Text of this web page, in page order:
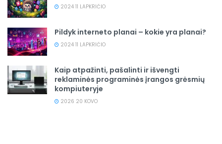
2024 11 LAPKRIČIO
Pildyk interneto planai – kokie yra planai?
2024 11 LAPKRIČIO
Kaip atpažinti, pašalinti ir išvengti
reklaminės programinės įrangos grėsmių
kompiuteryje
2026 20 KOVO